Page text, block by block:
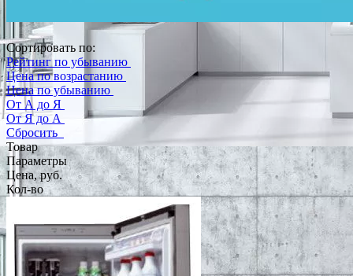
Сортировать по:
Рейтинг по убыванию
Цена по возрастанию
Цена по убыванию
От А до Я
От Я до А
Сбросить
Товар
Параметры
Цена, руб.
Кол-во